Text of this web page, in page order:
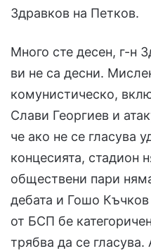
Здравков на Петков.
Много сте десен, г-н
ви не са десни.
комунистическо,
Слави Георгиев и
че ако не се гласува
концесията, стадион
обществени пари
дебата и Гошо
от БСП бе
трябва да се